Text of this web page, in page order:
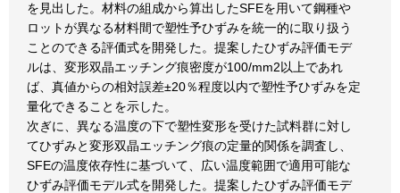
を見出した。材料の組成から算出したSFEを用いて鋼種や
ロットが異なる材料間で塑性予ひずみを統一的に取り扱う
ことのできる評価式を開発した。提案したひずみ評価モデ
ルは、変形双晶エッチング痕密度が100/mm2以上であれ
ば、真値からの相対誤差±20％程度以内で塑性予ひずみを定
量化できることを示した。
次ぎに、異なる温度の下で塑性変形を受けた試料群に対し
てひずみと変形双晶エッチング痕の定量的関係を調査し、
SFEの温度依存性に基づいて、広い温度範囲で適用可能な
ひずみ評価モデル式を開発した。提案したひずみ評価モデ